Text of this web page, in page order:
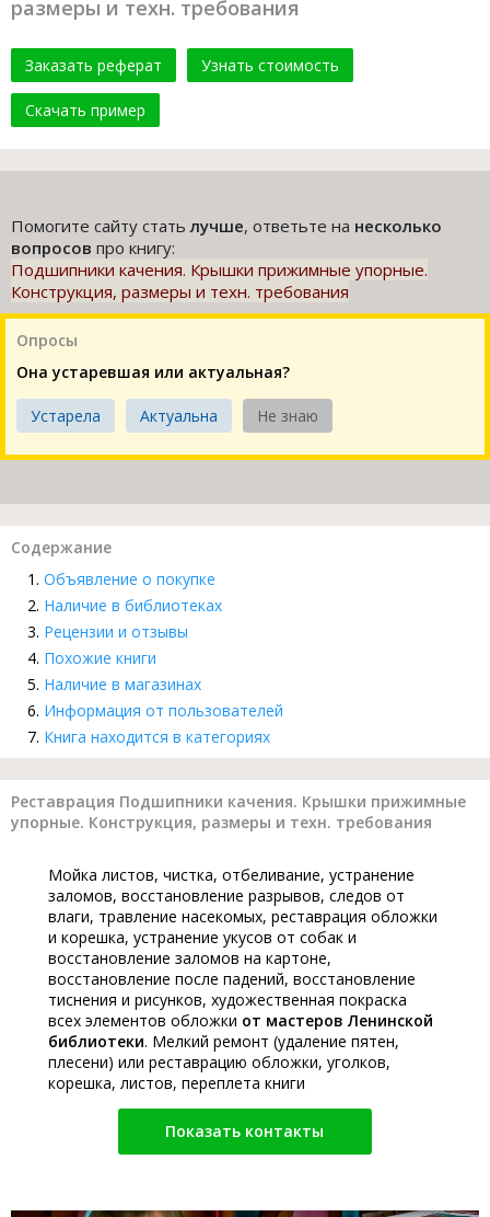
размеры и техн. требования
Заказать реферат Узнать стоимость
Скачать пример
Помогите сайту статьлучше, ответьте на несколько
вопросов про книгу:
Подшипники качения. Крышки прижимные упорные.
Конструкция, размеры и техн. требования
Опросы
Она устаревшая или актуальная?
Устарела Актуальна Не знаю
Содержание
Объявление о покупке
Наличие в библиотеках
Рецензии и отзывы
Похожие книги
Наличие в магазинах
Информация от пользователей
Книга находится в категориях
Реставрация Подшипники качения. Крышки прижимные
упорные. Конструкция, размеры и техн. требования
Мойка листов, чистка, отбеливание, устранение
заломов, восстановление разрывов, следов от
влаги, травление насекомых, реставрация обложки
и корешка, устранение укусов от собак и
восстановление заломов на картоне,
восстановление после падений, восстановление
тиснения и рисунков, художественная покраска
всех элементов обложки от мастеров Ленинской
библиотеки. Мелкий ремонт (удаление пятен,
плесени) или реставрацию обложки, уголков,
корешка, листов, переплета книги
Показать контакты